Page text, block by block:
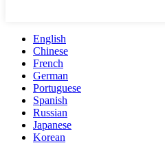
English
Chinese
French
German
Portuguese
Spanish
Russian
Japanese
Korean